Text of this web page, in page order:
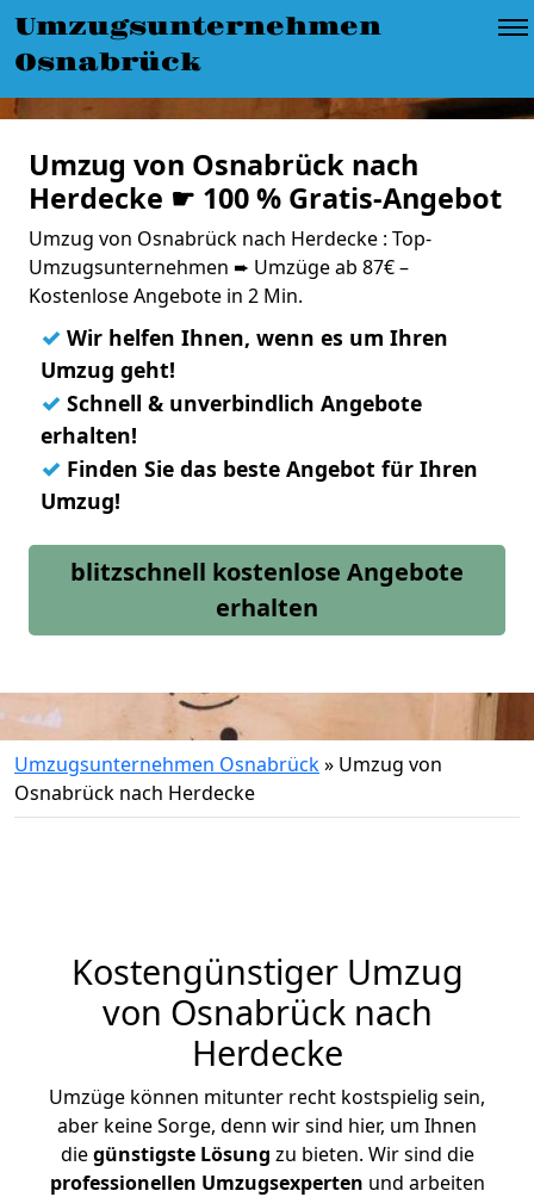
Umzugsunternehmen
Osnabrück
Umzug von Osnabrück nach
Herdecke ☛ 100 % Gratis-Angebot
Umzug von Osnabrück nach Herdecke : Top-
Umzugsunternehmen ➨ Umzüge ab 87€ –
Kostenlose Angebote in 2 Min.
✓ Wir helfen Ihnen, wenn es um Ihren
Umzug geht!
✓ Schnell & unverbindlich Angebote
erhalten!
✓ Finden Sie das beste Angebot für Ihren
Umzug!
blitzschnell kostenlose Angebote
erhalten
Umzugsunternehmen Osnabrück» Umzug von
Osnabrück nach Herdecke
Kostengünstiger Umzug
von Osnabrück nach
Herdecke
Umzüge können mitunter recht kostspielig sein,
aber keine Sorge, denn wir sind hier, um Ihnen
diegünstigste Lösung zu bieten. Wir sind die
professionellen Umzugsexperten und arbeiten